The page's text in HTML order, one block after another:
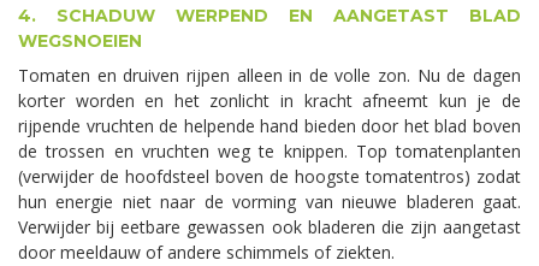
4. SCHADUW WERPEND EN AANGETAST BLAD
WEGSNOEIEN
Tomaten en druiven rijpen alleen in de volle zon. Nu de dagen
korter worden en het zonlicht in kracht afneemt kun je de
rijpende vruchten de helpende hand bieden door het blad boven
de trossen en vruchten weg te knippen. Top tomatenplanten
(verwijder de hoofdsteel boven de hoogste tomatentros) zodat
hun energie niet naar de vorming van nieuwe bladeren gaat.
Verwijder bij eetbare gewassen ook bladeren die zijn aangetast
door meeldauw of andere schimmels of ziekten.